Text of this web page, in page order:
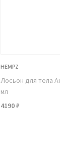
HEMPZ
Лосьон для тела
мл
4190 ₽